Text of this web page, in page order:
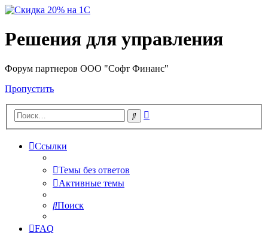
Решения для управления
Форум партнеров ООО "Софт Финанс"
Пропустить
Поиск
Ссылки
Темы без ответов
Активные темы
Поиск
FAQ